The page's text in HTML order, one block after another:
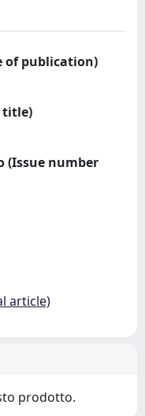
of publication)
title)
(Issue number
article)
prodotto.